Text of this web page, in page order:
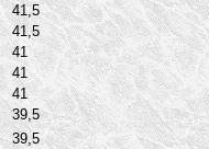
41,5
41,5
41
41
41
39,5
39,5